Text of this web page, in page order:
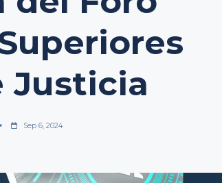
Justicia
Sep 6, 2024